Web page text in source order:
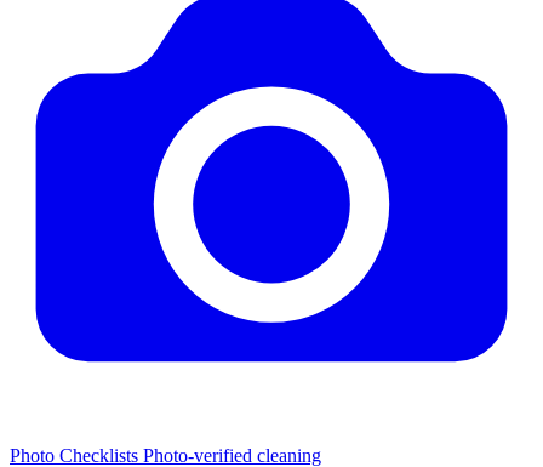
Photo Checklists Photo-verified cleaning